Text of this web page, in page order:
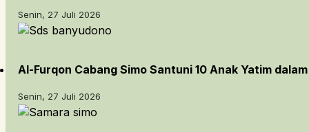
Senin, 27 Juli 2026
Al-Furqon Cabang Simo Santuni 10 Anak Yatim
Senin, 27 Juli 2026